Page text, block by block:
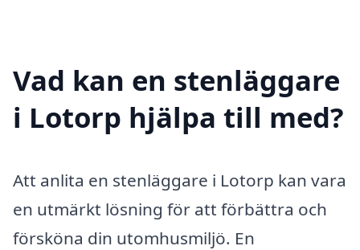
Vad kan en stenläggare
i Lotorp hjälpa till med?
Att anlita en stenläggare i Lotorp kan vara
en utmärkt lösning för att förbättra och
försköna din utomhusmiljö. En